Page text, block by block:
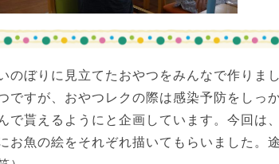
のぼりに見立てたおやつをみんなで作りま
ですが、おやつレクの際は感染予防をしっ
で貰えるようにと企画しています。今回は
お魚の絵をそれぞれ描いてもらいました。